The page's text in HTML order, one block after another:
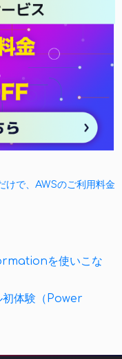
けで、AWSのご利用料金
を使いこな
初体験（Power